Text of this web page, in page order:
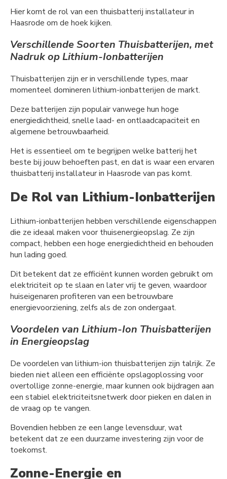
Hier komt de rol van een thuisbatterij installateur in
Haasrode om de hoek kijken.
Verschillende Soorten Thuisbatterijen, met
Nadruk op Lithium-Ionbatterijen
Thuisbatterijen zijn er in verschillende types, maar
momenteel domineren lithium-ionbatterijen de markt.
Deze batterijen zijn populair vanwege hun hoge
energiedichtheid, snelle laad- en ontlaadcapaciteit en
algemene betrouwbaarheid.
Het is essentieel om te begrijpen welke batterij het
beste bij jouw behoeften past, en dat is waar een ervaren
thuisbatterij installateur in Haasrode van pas komt.
De Rol van Lithium-Ionbatterijen
Lithium-ionbatterijen hebben verschillende eigenschappen
die ze ideaal maken voor thuisenergieopslag. Ze zijn
compact, hebben een hoge energiedichtheid en behouden
hun lading goed.
Dit betekent dat ze efficiënt kunnen worden gebruikt om
elektriciteit op te slaan en later vrij te geven, waardoor
huiseigenaren profiteren van een betrouwbare
energievoorziening, zelfs als de zon ondergaat.
Voordelen van Lithium-Ion Thuisbatterijen
in Energieopslag
De voordelen van lithium-ion thuisbatterijen zijn talrijk. Ze
bieden niet alleen een efficiënte opslagoplossing voor
overtollige zonne-energie, maar kunnen ook bijdragen aan
een stabiel elektriciteitsnetwerk door pieken en dalen in
de vraag op te vangen.
Bovendien hebben ze een lange levensduur, wat
betekent dat ze een duurzame investering zijn voor de
toekomst.
Zonne-Energie en